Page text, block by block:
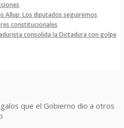
Allup: Los diputados seguiremos
constitucionales
consolida la Dictadura con golpe
que el Gobierno dio a otros